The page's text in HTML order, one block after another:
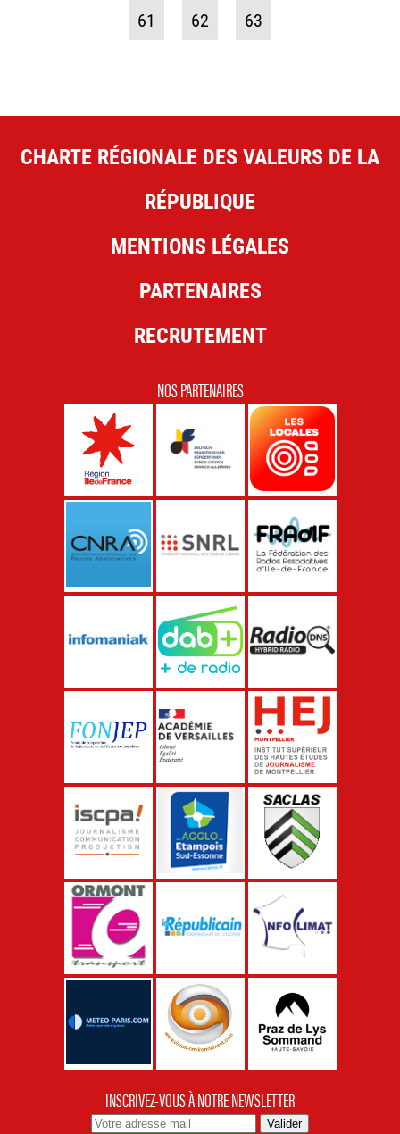
61 62 63
CHARTE RÉGIONALE DES VALEURS DE LA
RÉPUBLIQUE
MENTIONS LÉGALES
PARTENAIRES
RECRUTEMENT
NOS PARTENAIRES
INSCRIVEZ-VOUS À NOTRE NEWSLETTER